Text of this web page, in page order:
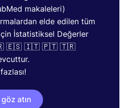
makaleleri)
elde edilen tüm
İstatistiksel Değerler
🇪🇸 🇮🇹 🇵🇹 🇹🇷
atın